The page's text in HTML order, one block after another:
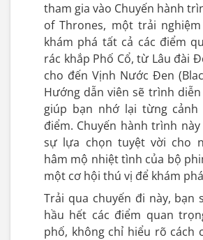
tham gia vào Chuyến hành
of Thrones, một trải
khám phá tất cả các điểm
rác khắp Phố Cổ, từ Lâu đài
cho đến Vịnh Nước Đen
Hướng dẫn viên sẽ trình
giúp bạn nhớ lại từng cảnh
điểm. Chuyến hành trình
sự lựa chọn tuyệt vời cho
hâm mộ nhiệt tình của bộ
một cơ hội thú vị để khám
Trải qua chuyến đi này, bạn
hầu hết các điểm quan
phố, không chỉ hiểu rõ cách